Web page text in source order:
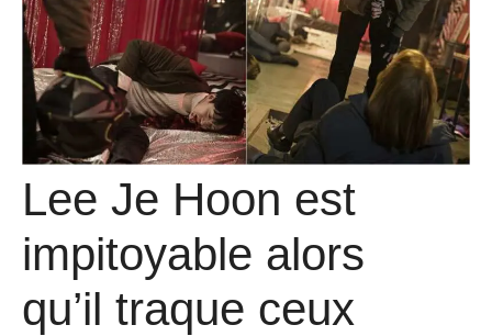
Lee Je Hoon est
impitoyable alors
qu’il traque ceux